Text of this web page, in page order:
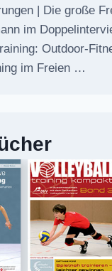
| Die große
im
Outdoor-
im Freien …